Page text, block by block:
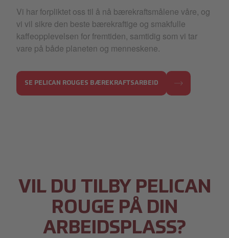
Vi har forpliktet oss til å nå bærekraftsmålene våre, og
vi vil sikre den beste bærekraftige og smakfulle
kaffeopplevelsen for fremtiden, samtidig som vi tar
vare på både planeten og menneskene.
SE PELICAN ROUGES BÆREKRAFTSARBEID
VIL DU TILBY PELICAN
ROUGE PÅ DIN
ARBEIDSPLASS?